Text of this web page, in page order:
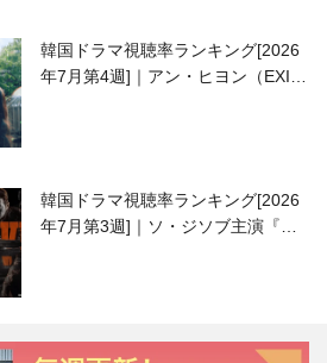
韓国ドラマ視聴率ランキング[2026
年7月第4週]｜アン・ヒヨン（EXID
韓国ドラマ視聴率ランキング[2026
年7月第3週]｜ソ・ジソブ主演『エ